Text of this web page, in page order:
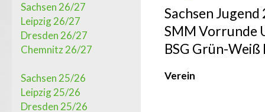
Sachsen 26/27
Leipzig 26/27
Dresden 26/27
Chemnitz 26/27
Sachsen 25/26
Leipzig 25/26
Dresden 25/26
Sachsen
SMM Vorrunde
BSG Grün-Weiß
Verein